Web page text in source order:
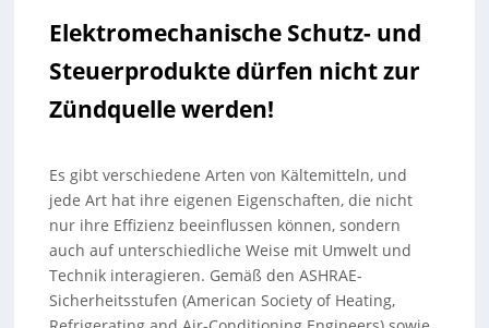
Elektromechanische Schutz- und
Steuerprodukte dürfen nicht zur
Zündquelle werden!
Es gibt verschiedene Arten von Kältemitteln, und
jede Art hat ihre eigenen Eigenschaften, die nicht
nur ihre Effizienz beeinflussen können, sondern
auch auf unterschiedliche Weise mit Umwelt und
Technik interagieren. Gemäß den ASHRAE-
Sicherheitsstufen (American Society of Heating,